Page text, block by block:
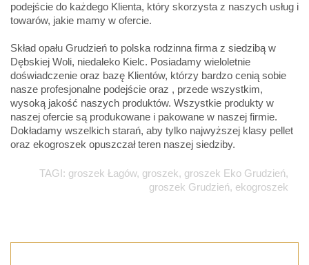
podejście do każdego Klienta, który skorzysta z naszych usług i
towarów, jakie mamy w ofercie.
Skład opału Grudzień to polska rodzinna firma z siedzibą w
Dębskiej Woli, niedaleko Kielc. Posiadamy wieloletnie
doświadczenie oraz bazę Klientów, którzy bardzo cenią sobie
nasze profesjonalne podejście oraz , przede wszystkim,
wysoką jakość naszych produktów. Wszystkie produkty w
naszej ofercie są produkowane i pakowane w naszej firmie.
Dokładamy wszelkich starań, aby tylko najwyższej klasy pellet
oraz ekogroszek opuszczał teren naszej siedziby.
TAGI: groszek Łagów, groszek, groszek Eko Grudzień,
groszek Grudzień, ekogroszek